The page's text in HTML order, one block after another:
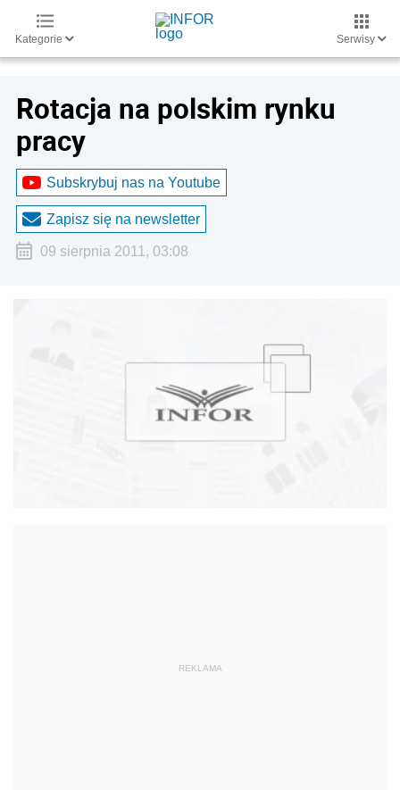
Kategorie Serwisy
Rotacja na polskim rynku
pracy
Subskrybuj nas na Youtube
Zapisz się na newsletter
09 sierpnia 2011, 03:08